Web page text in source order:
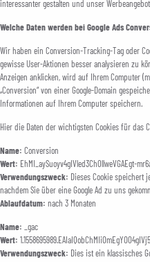
interessanter gestalten und unser
Welche Daten werden bei Google Ads
Wir haben ein Conversion-Tracking-Tag oder
gewisse User-Aktionen besser analysieren zu
Anzeigen anklicken, wird auf Ihrem Computer
„Conversion“ von einer Google-Domain
Informationen auf Ihrem Computer speichern.
Hier die Daten der wichtigsten Cookies für das
Name: Conversion
Wert: EhMI_aySuoyv4gIVled3Ch0llweVGAEgt-
Verwendungszweck: Dieses Cookie speichert
nachdem Sie über eine Google Ad zu uns
Ablaufdatum: nach 3 Monaten
Name: _gac
Wert:
Verwendungszweck: Dies ist ein klassisches